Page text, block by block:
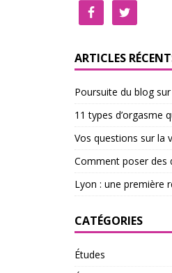
ARTICLES
Poursuite du blog
11 types d’orgasme
Vos questions sur la
Comment poser des
Lyon : une première
CATÉGORIES
Études